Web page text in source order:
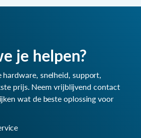
je helpen?
hardware, snelheid, support,
prijs. Neem vrijblijvend contact
wat de beste oplossing voor